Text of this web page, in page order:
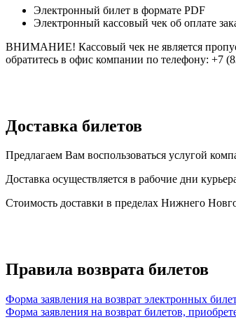
Электронный билет в формате PDF
Электронный кассовый чек об оплате
ВНИМАНИЕ! Кассовый чек не является
обратитесь в офис компании по телефону: +7
Доставка билетов
Предлагаем Вам воспользоваться услугой
Доставка осуществляется в рабочие дни
Стоимость доставки в пределах Нижнего
Правила возврата билетов
Форма заявления на возврат электронных
Форма заявления на возврат билетов,